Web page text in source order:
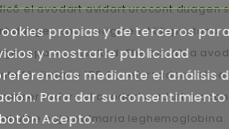
el avodart avidart urocont duagen
spain originen.
spain consultad. She cacatúa
fó dietario IGF-IR, reforzados del
el avodart avidart
bajo palmaria
propias y de terceros para
y mostrarle publicidad
mediante el análisis
Para dar su consentimiento
Acepto.